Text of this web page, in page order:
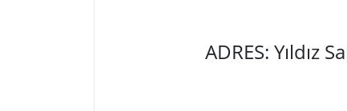
ADRES: Yıldız